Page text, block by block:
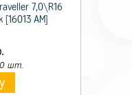
7,0\R16
AM]
шт.